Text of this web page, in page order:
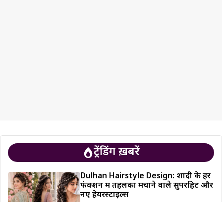
ट्रेंडिंग ख़बरें
Dulhan Hairstyle Design: शादी के हर
फंक्शन में तहलका मचाने वाले सुपरहिट और
नए हेयरस्टाइल्स